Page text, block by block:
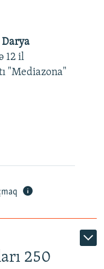
Darya
12 il
"Mediazona"
250